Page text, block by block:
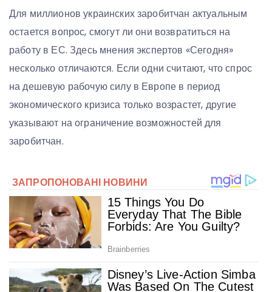
Для миллионов украинских заробитчан актуальным
остается вопрос, смогут ли они возвратиться на
работу в ЕС. Здесь мнения экспертов «Сегодня»
несколько отличаются. Если одни считают, что спрос
на дешевую рабочую силу в Европе в период
экономического кризиса только возрастет, другие
указывают на ограничение возможностей для
заробитчан.